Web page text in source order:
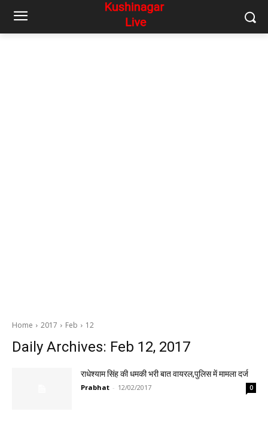
Home 2017 Feb 12
Daily Archives: Feb 12, 2017
राधेश्याम सिंह की धमकी भरी बात वायरल,पुलिस में मामला दर्ज
Prabhat - 12/02/2017 0